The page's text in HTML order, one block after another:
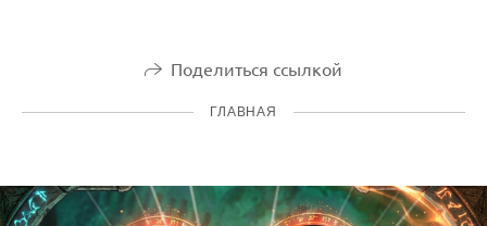
Поделиться ссылкой
ГЛАВНАЯ